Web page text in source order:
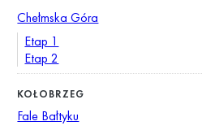
Chełmska Góra
Etap 1
Etap 2
KOŁOBRZEG
Fale Bałtyku